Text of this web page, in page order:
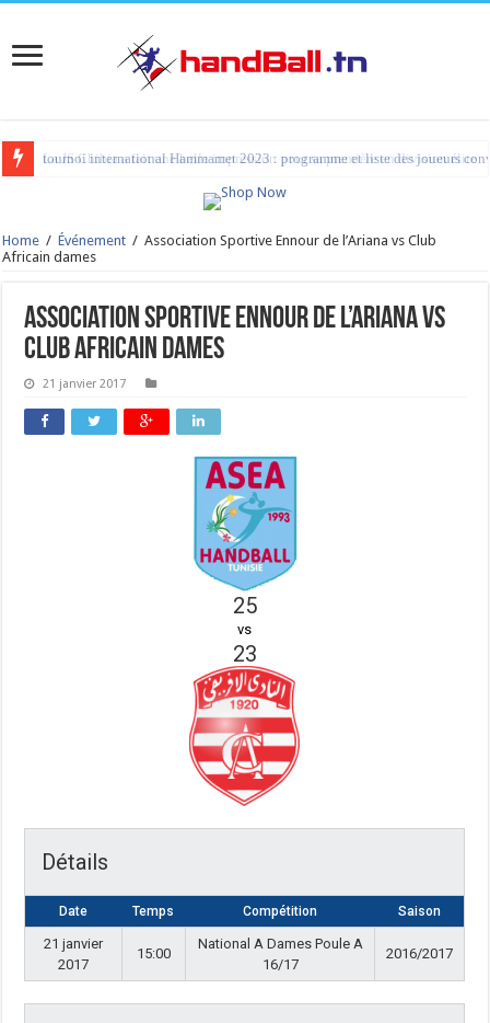
La JS Chihia a fait une belle impression pour sa première en division élite
Home / Événement / Association Sportive Ennour de l’Ariana vs Club
Africain dames
Association Sportive Ennour de l’Ariana vs
Club Africain dames
21 janvier 2017
25
vs
23
Détails
Date Temps Compétition Saison
21 janvier
2017
15:00
National A Dames Poule A
16/17
2016/2017